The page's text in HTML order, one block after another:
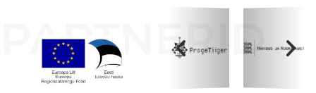
PARTNERID